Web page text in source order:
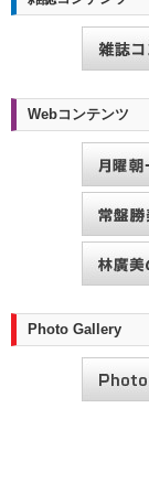
Webコンテンツ
Photo Gallery